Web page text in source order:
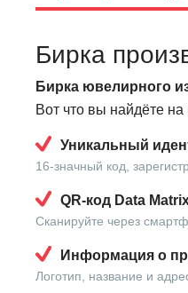
Бирка
Бирка ювелирного
Вот что вы найдёте на
Уникальный
16-значный код,
QR-код Data
Сканируйте через
Информация о
Логотип, название и